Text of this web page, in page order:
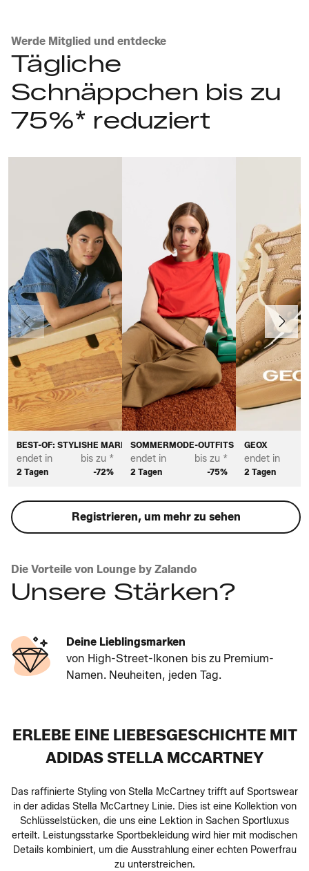
Werde Mitglied und entdecke
Tägliche
Schnäppchen bis zu
75%* reduziert
BEST-OF: STYLISHE MARKEN FÜR DAMEN
endet in
2 Tagen
bis zu *
-72%
SOMMERMODE-OUTFITS FÜR DAMEN
endet in
2 Tagen
bis zu *
-75%
GEOX
endet in
2 Tagen
Vorherige Weiter
Registrieren, um mehr zu sehen
Die Vorteile von Lounge by Zalando
Unsere Stärken?
Deine Lieblingsmarken
von High-Street-Ikonen bis zu Premium-
Namen. Neuheiten, jeden Tag.
ERLEBE EINE LIEBESGESCHICHTE MIT
ADIDAS STELLA MCCARTNEY
Das raffinierte Styling von Stella McCartney trifft auf Sportswear
in der adidas Stella McCartney Linie. Dies ist eine Kollektion von
Schlüsselstücken, die uns eine Lektion in Sachen Sportluxus
erteilt. Leistungsstarke Sportbekleidung wird hier mit modischen
Details kombiniert, um die Ausstrahlung einer echten Powerfrau
zu unterstreichen.